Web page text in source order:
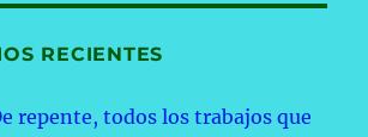
RECIENTES
repente, todos los trabajos que